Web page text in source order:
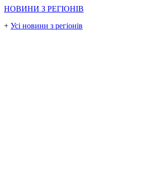
НОВИНИ З РЕГІОНІВ
+ Усі новини з регіонів